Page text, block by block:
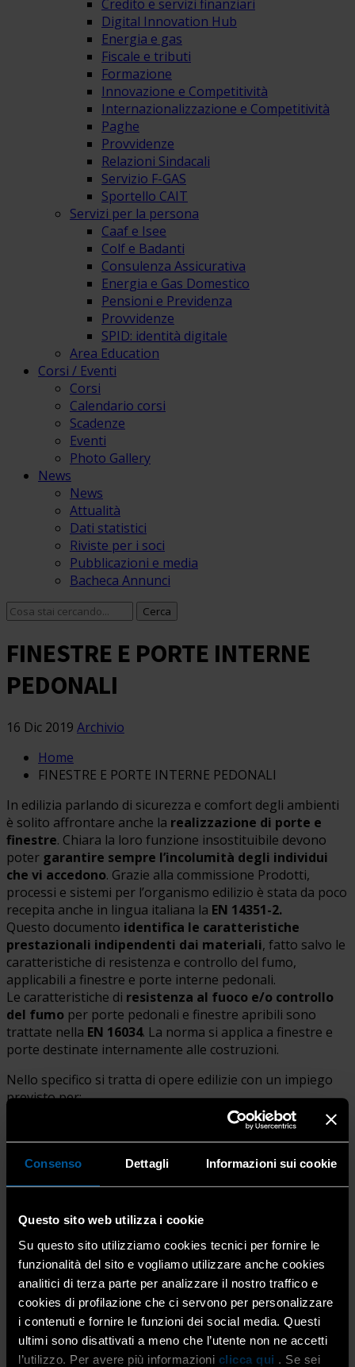
Consenso Dettagli Informazioni sui cookie
Questo sito web utilizza i cookie
Su questo sito utilizziamo cookies tecnici per fornire le
funzionalità del sito e vogliamo utilizzare anche cookies
analitici di terza parte per analizzare il nostro traffico e
cookies di profilazione che ci servono per personalizzare
i contenuti e fornire le funzioni dei social media. Questi
ultimi sono disattivati a meno che l’utente non ne accetti
l’utilizzo. Per avere più informazioni clicca qui . Se sei
Credito e servizi finanziari
Digital Innovation Hub
Energia e gas
Fiscale e tributi
Formazione
Innovazione e Competitività
Internazionalizzazione e Competitività
Paghe
Provvidenze
Relazioni Sindacali
Servizio F-GAS
Sportello CAIT
Servizi per la persona
Caaf e Isee
Colf e Badanti
Consulenza Assicurativa
Energia e Gas Domestico
Pensioni e Previdenza
Provvidenze
SPID: identità digitale
Area Education
Corsi / Eventi
Corsi
Calendario corsi
Scadenze
Eventi
Photo Gallery
News
News
Attualità
Dati statistici
Riviste per i soci
Pubblicazioni e media
Bacheca Annunci
FINESTRE E PORTE INTERNE
PEDONALI
16 Dic 2019 Archivio
Home
FINESTRE E PORTE INTERNE PEDONALI
In edilizia parlando di sicurezza e comfort degli ambienti
è solito affrontare anche la realizzazione di porte e
finestre. Chiara la loro funzione insostituibile devono
poter garantire sempre l’incolumità degli individui
che vi accedono. Grazie alla commissione Prodotti,
processi e sistemi per l’organismo edilizio è stata da poco
recepita anche in lingua italiana la EN 14351-2.
Questo documento identifica le caratteristiche
prestazionali indipendenti dai materiali, fatto salvo le
caratteristiche di resistenza e controllo del fumo,
applicabili a finestre e porte interne pedonali.
Le caratteristiche di resistenza al fuoco e/o controllo
del fumo per porte pedonali e finestre apribili sono
trattate nella EN 16034. La norma si applica a finestre e
porte destinate internamente alle costruzioni.
Nello specifico si tratta di opere edilizie con un impiego
previsto per:
b) impieghi specifici con requisiti specifici;
combinati, per esempio vie di fuga con requisiti specifici.
Per finestre e porte interne pedonali con caratteristiche
di resistenza e controllo del fuoco e/o del fumo, la
presente norma dovrebbe essere applicata solo in
associazione alla EN 16034.
I prodotti trattati dalla norma sono finestre e porte
interne pedonali azionabili manualmente o motorizzate
incernierate e serramenti doppi o accoppiati con ante